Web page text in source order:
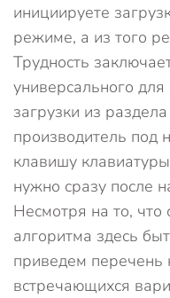
инициируете
режиме, а из того
Трудность
универсального
загрузки из
производитель под
клавишу
нужно сразу после
Несмотря на то, что
алгоритма здесь
приведем перечень
встречающихся